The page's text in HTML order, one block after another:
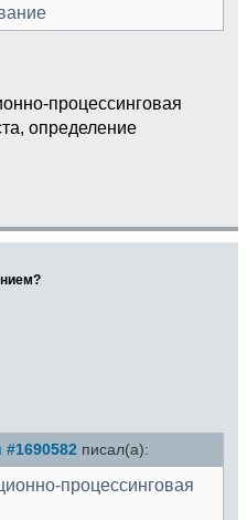
процессинговая
определение
писал(а):
процессинговая